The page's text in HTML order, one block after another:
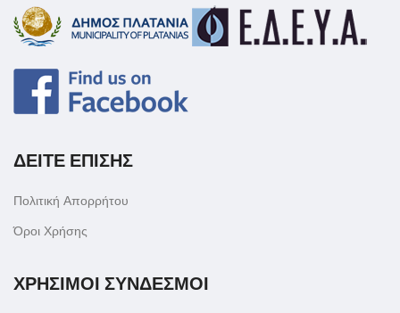
ΔΕΙΤΕ ΕΠΙΣΗΣ
Πολιτική Απορρήτου
Όροι Χρήσης
ΧΡΗΣΙΜΟΙ ΣΥΝΔΕΣΜΟΙ